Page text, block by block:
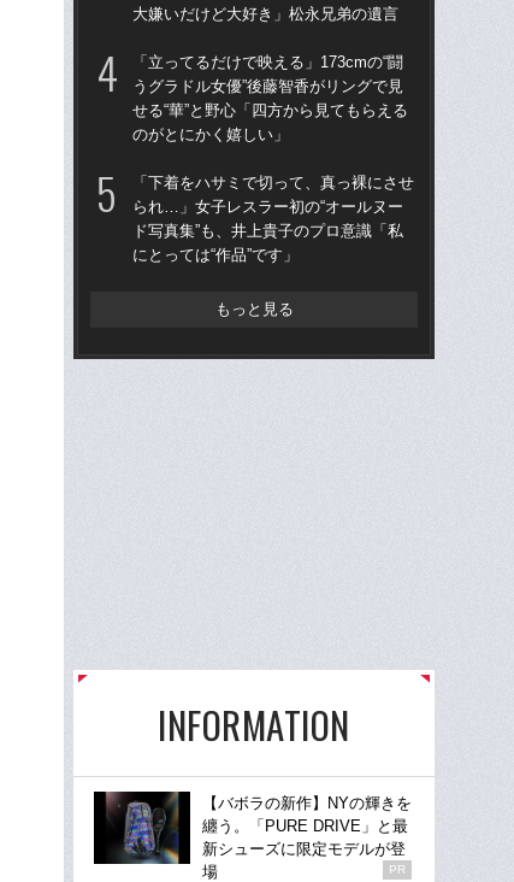
大嫌いだけど大好き」松永兄弟の遺言
「立ってるだけで映える」173cmの“闘
うグラドル女優”後藤智香がリングで見
せる“華”と野心「四方から見てもらえる
のがとにかく嬉しい」
「下着をハサミで切って、真っ裸にさせ
られ…」女子レスラー初の“オールヌー
ド写真集”も、井上貴子のプロ意識「私
にとっては“作品”です」
もっと見る
INFORMATION
【バボラの新作】NYの輝きを
纏う。「PURE DRIVE」と最
新シューズに限定モデルが登
場
PR